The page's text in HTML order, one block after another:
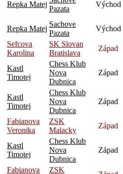
Repka Matej
Pazata
Východ
Repka Matej
Sachove
Pazata
Východ
Sefcova
Karolina
SK Slovan
Bratislava
Západ
Kastl
Timotej
Chess Klub
Nova
Dubnica
Západ
Kastl
Timotej
Chess Klub
Nova
Dubnica
Západ
Fabianova
Veronika
ZSK
Malacky
Západ
Kastl
Timotej
Chess Klub
Nova
Dubnica
Západ
Fabianova
ZSK